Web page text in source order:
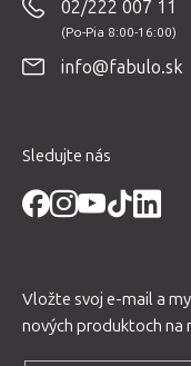
02/222 007 11
info@fabulo.sk
Sledujte nás
Vložte svoj e-mail a
nových produktoch na